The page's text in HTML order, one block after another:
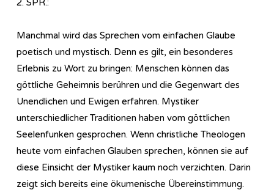
2. SPR.:
Manchmal wird das Sprechen vom einfachen Glaube
poetisch und mystisch. Denn es gilt, ein besonderes
Erlebnis zu Wort zu bringen: Menschen können das
göttliche Geheimnis berühren und die Gegenwart des
Unendlichen und Ewigen erfahren. Mystiker
unterschiedlicher Traditionen haben vom göttlichen
Seelenfunken gesprochen. Wenn christliche Theologen
heute vom einfachen Glauben sprechen, können sie auf
diese Einsicht der Mystiker kaum noch verzichten. Darin
zeigt sich bereits eine ökumenische Übereinstimmung.